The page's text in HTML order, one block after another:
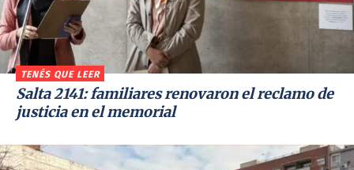
TENÉS QUE LEER
Salta 2141: familiares renovaron el reclamo de
justicia en el memorial